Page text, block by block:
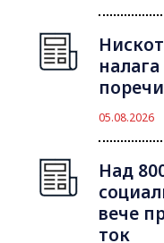
05.08.2026
Над
вече
ток